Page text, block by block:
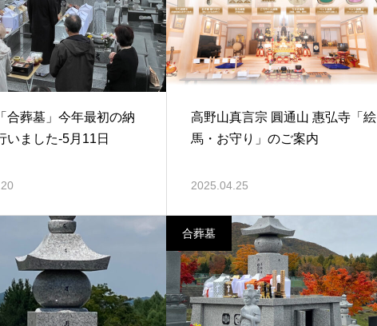
合葬墓」今年最初の納
いました-5月11日
高野山真言宗 圓通山 惠弘寺「絵
馬・お守り」のご案内
2025.04.25
合葬墓